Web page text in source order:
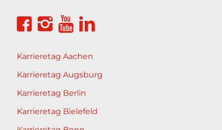
Karrieretag Aachen
Karrieretag Augsburg
Karrieretag Berlin
Karrieretag Bielefeld